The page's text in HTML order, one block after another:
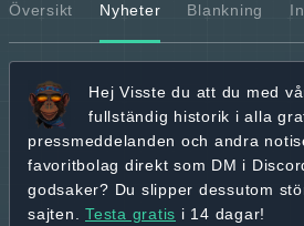
Översikt Nyheter Blankning
Hej Visste du att du med
fullständig historik i alla
pressmeddelanden och andra
favoritbolag direkt som DM i
godsaker? Du slipper dessutom
sajten. Testa gratis i 14 dagar!